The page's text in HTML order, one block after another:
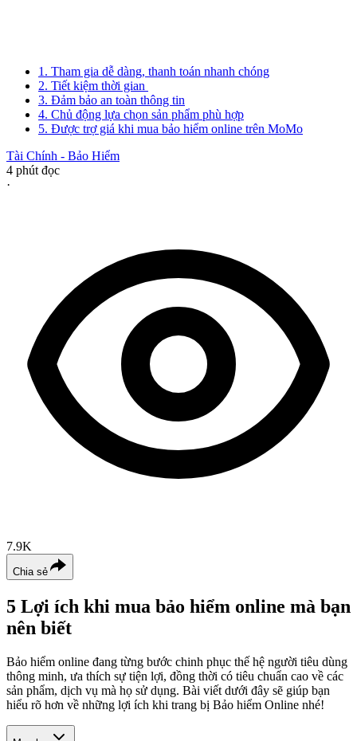
1. Tham gia dễ dàng, thanh toán nhanh chóng
2. Tiết kiệm thời gian
3. Đảm bảo an toàn thông tin
4. Chủ động lựa chọn sản phẩm phù hợp
5. Được trợ giá khi mua bảo hiểm online trên MoMo
Tài Chính - Bảo Hiểm
4 phút đọc
·
7.9K
Chia sẻ
5 Lợi ích khi mua bảo hiểm online mà bạn
nên biết
Bảo hiểm online đang từng bước chinh phục thế hệ người tiêu dùng
thông minh, ưa thích sự tiện lợi, đồng thời có tiêu chuẩn cao về các
sản phẩm, dịch vụ mà họ sử dụng. Bài viết dưới đây sẽ giúp bạn
hiểu rõ hơn về những lợi ích khi trang bị Bảo hiểm Online nhé!